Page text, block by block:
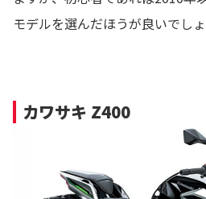
モデルを選んだほうが良いでしょ
カワサキ Z400